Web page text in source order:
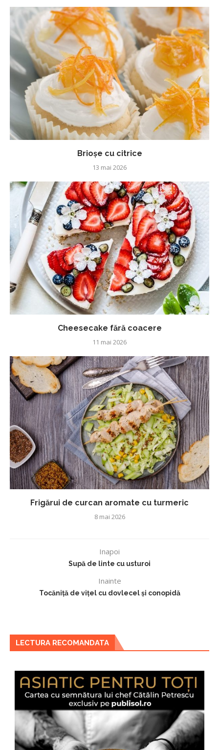
Brioșe cu citrice
13 mai 2026
Cheesecake fără coacere
11 mai 2026
Frigărui de curcan aromate cu turmeric
8 mai 2026
Inapoi
Supă de linte cu usturoi
Inainte
Tocăniță de vițel cu dovlecel și conopidă
LECTURA RECOMANDATA